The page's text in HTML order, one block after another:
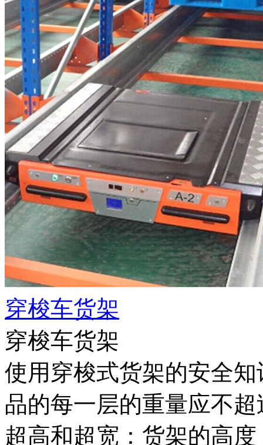
穿梭车货架
穿梭车货架
使用穿梭式货架的安全
品的每一层的重量应不
超高和超宽：货架的高